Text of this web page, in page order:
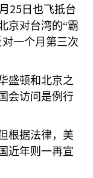
月 25 日也飞抵台
京对台湾的“霸
一个月第三次
盛顿和北京之
会访问是例行
根据法律，美
近年则一再宣